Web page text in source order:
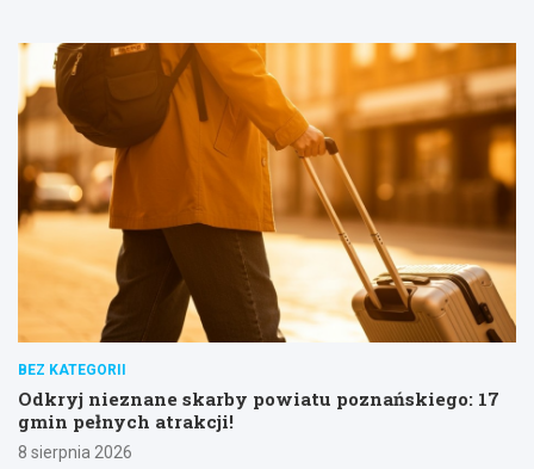
BEZ KATEGORII
Odkryj nieznane skarby powiatu poznańskiego: 17
gmin pełnych atrakcji!
8 sierpnia 2026